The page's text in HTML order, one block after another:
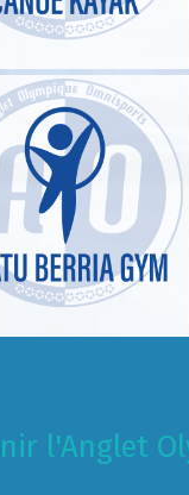
l'Anglet